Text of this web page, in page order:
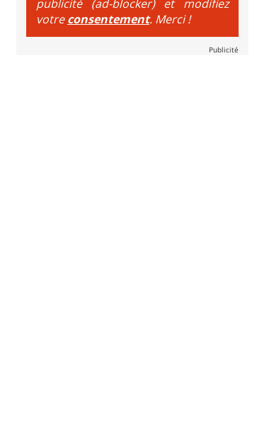
publicité (ad-blocker) et modifiez
votreconsentement. Merci !